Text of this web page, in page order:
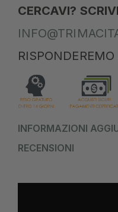
CERCAVI?
INFORMAZIONI
RECENSIONI